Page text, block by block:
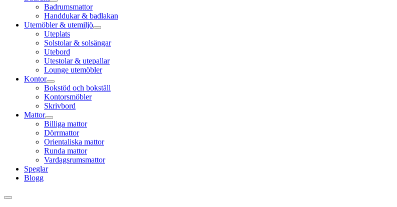
Badrumsmattor
Handdukar & badlakan
Utemöbler & utemiljö
Uteplats
Solstolar & solsängar
Utebord
Utestolar & utepallar
Lounge utemöbler
Kontor
Bokstöd och bokställ
Kontorsmöbler
Skrivbord
Mattor
Billiga mattor
Dörrmattor
Orientaliska mattor
Runda mattor
Vardagsrumsmattor
Speglar
Blogg